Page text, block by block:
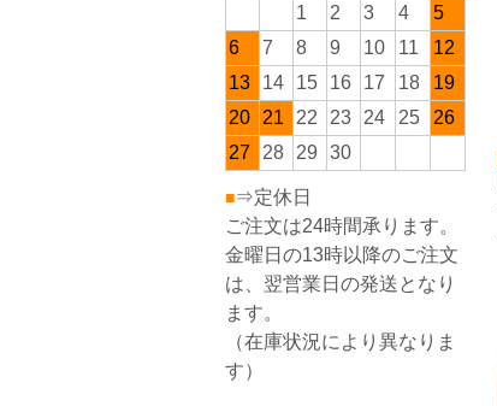
1
2 3 4
5
6
7 8 9 10 11
12
13
14 15 16 17 18
19
20
21 22 23 24 25
26
27
28 29 30
■⇒定休日
ご注文は24時間承ります。
金曜日の13時以降のご注文
は、翌営業日の発送となり
ます。
（在庫状況により異なりま
す）